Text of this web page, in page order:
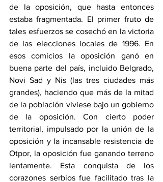
de la oposición, que hasta entonces
estaba fragmentada. El primer fruto de
tales esfuerzos se cosechó en la victoria
de las elecciones locales de 1996. En
esos comicios la oposición ganó en
buena parte del país, incluido Belgrado,
Novi Sad y Nis (las tres ciudades más
grandes), haciendo que más de la mitad
de la población viviese bajo un gobierno
de la oposición. Con cierto poder
territorial, impulsado por la unión de la
oposición y la incansable resistencia de
Otpor, la oposición fue ganando terreno
lentamente. Esta conquista de los
corazones serbios fue facilitado tras la